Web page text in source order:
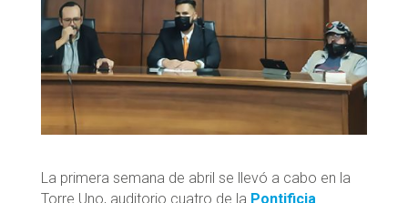
La primera semana de abril se llevó a cabo en la
Torre Uno, auditorio cuatro de la Pontificia